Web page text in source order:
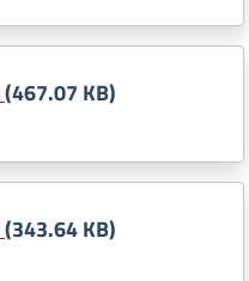
(467.07 KB)
(343.64 KB)